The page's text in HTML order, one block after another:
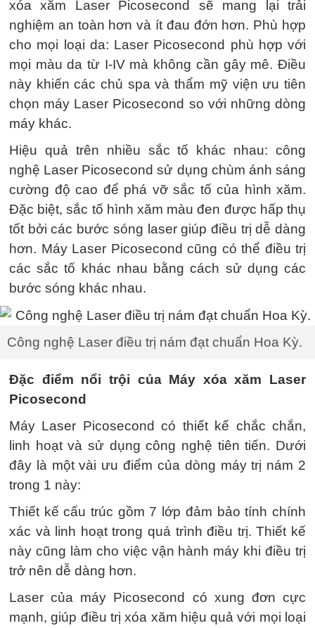
xóa xăm Laser Picosecond sẽ mang lại trải
nghiệm an toàn hơn và ít đau đớn hơn. Phù hợp
cho mọi loại da: Laser Picosecond phù hợp với
mọi màu da từ I-IV mà không cần gây mê. Điều
này khiến các chủ spa và thẩm mỹ viện ưu tiên
chọn máy Laser Picosecond so với những dòng
máy khác.
Hiệu quả trên nhiều sắc tố khác nhau: công
nghệ Laser Picosecond sử dụng chùm ánh sáng
cường độ cao để phá vỡ sắc tố của hình xăm.
Đặc biệt, sắc tố hình xăm màu đen được hấp thụ
tốt bởi các bước sóng laser giúp điều trị dễ dàng
hơn. Máy Laser Picosecond cũng có thể điều trị
các sắc tố khác nhau bằng cách sử dụng các
bước sóng khác nhau.
Công nghệ Laser điều trị nám đạt chuẩn Hoa Kỳ.
Đặc điểm nổi trội của Máy xóa xăm Laser
Picosecond
Máy Laser Picosecond có thiết kế chắc chắn,
linh hoạt và sử dụng công nghệ tiên tiến. Dưới
đây là một vài ưu điểm của dòng máy trị nám 2
trong 1 này:
Thiết kế cấu trúc gồm 7 lớp đảm bảo tính chính
xác và linh hoạt trong quá trình điều trị. Thiết kế
này cũng làm cho việc vận hành máy khi điều trị
trở nên dễ dàng hơn.
Laser của máy Picosecond có xung đơn cực
mạnh, giúp điều trị xóa xăm hiệu quả với mọi loại